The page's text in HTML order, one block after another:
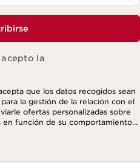
la
que los datos recogidos sean
la gestión de la relación con el
ofertas personalizadas sobre
en función de su comportamiento
incluso mediante su